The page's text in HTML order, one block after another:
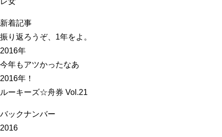
新着記事
振り返ろうぞ、1年をよ。
2016年
今年もアツかったなあ
2016年！
ルーキーズ☆舟券 Vol.21
バックナンバー
2016